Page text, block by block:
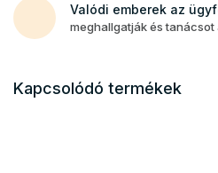
Valódi emberek az
meghallgatják és tanácsot
Kapcsolódó termékek